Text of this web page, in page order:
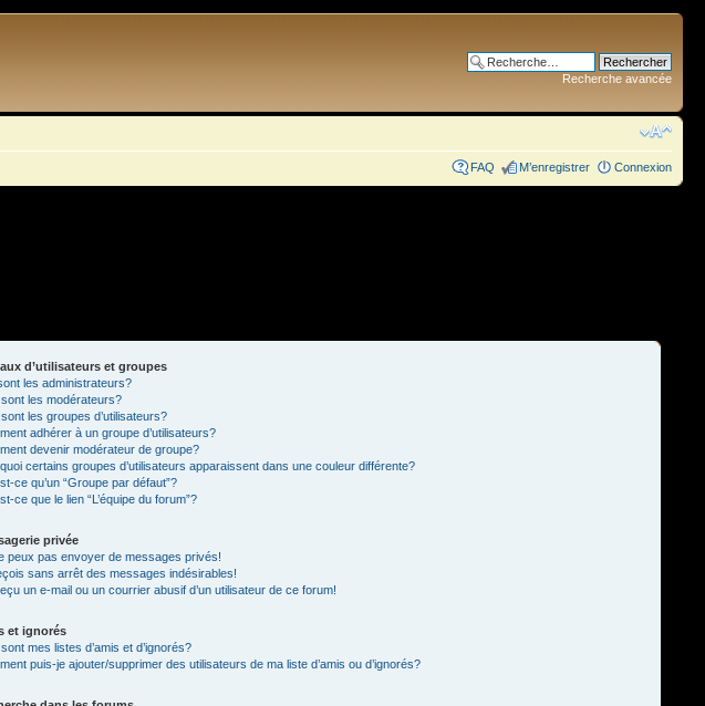
Recherche avancée
FAQ M’enregistrer Connexion
d’utilisateurs et groupes
les administrateurs?
les modérateurs?
les groupes d’utilisateurs?
adhérer à un groupe d’utilisateurs?
devenir modérateur de groupe?
certains groupes d’utilisateurs apparaissent dans une couleur différente?
ce qu’un “Groupe par défaut”?
ce que le lien “L’équipe du forum”?
privée
peux pas envoyer de messages privés!
sans arrêt des messages indésirables!
un e-mail ou un courrier abusif d’un utilisateur de ce forum!
et ignorés
mes listes d’amis et d’ignorés?
puis-je ajouter/supprimer des utilisateurs de ma liste d’amis ou d’ignorés?